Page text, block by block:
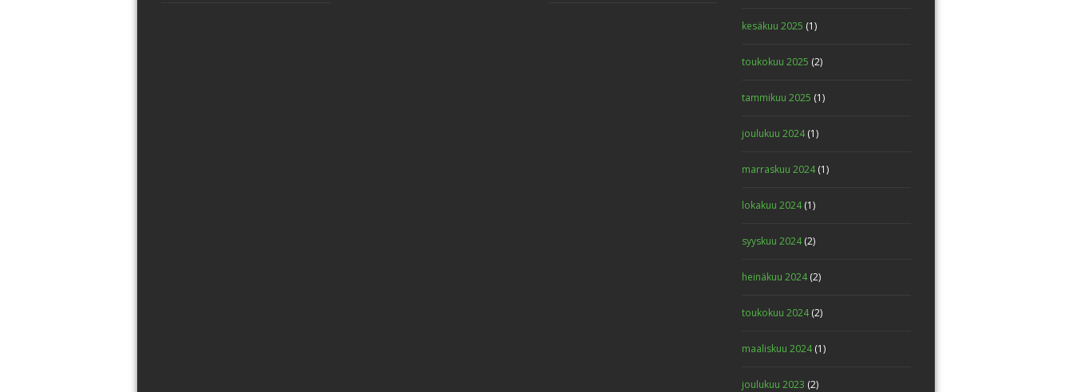
kesäkuu 2025 (1)
toukokuu 2025 (2)
tammikuu 2025 (1)
joulukuu 2024(1)
marraskuu 2024(1)
lokakuu 2024(1)
syyskuu 2024(2)
heinäkuu 2024(2)
toukokuu 2024(2)
maaliskuu 2024(1)
joulukuu 2023 (2)